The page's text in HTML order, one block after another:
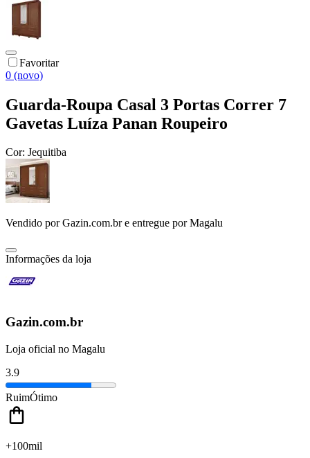
Favoritar
0 (novo)
Guarda-Roupa Casal 3 Portas Correr 7
Gavetas Luíza Panan Roupeiro
Cor: Jequitiba
Vendido porGazin.com.bre entregue por Magalu
Informações da loja
Gazin.com.br
Loja oficial no Magalu
3.9
RuimÓtimo
+100mil